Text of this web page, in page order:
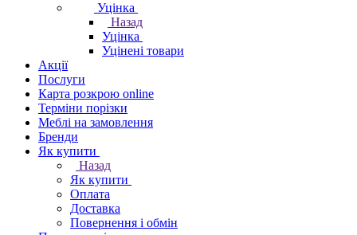
Уцінка
Назад
Уцінка
Уцінені товари
Акції
Послуги
Карта розкрою online
Терміни порізки
Меблі на замовлення
Бренди
Як купити
Назад
Як купити
Оплата
Доставка
Повернення і обмін